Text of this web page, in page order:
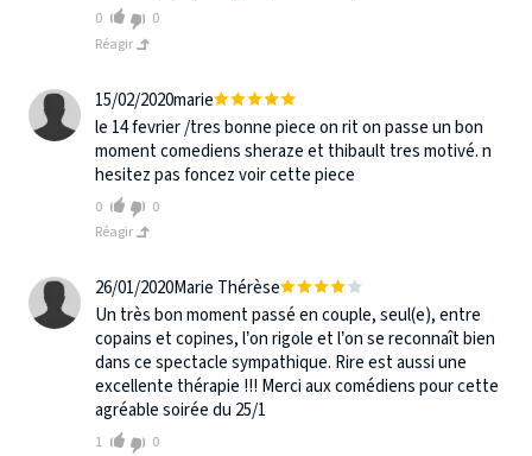
0
0
Réagir
15/02/2020marie
le 14 fevrier /tres bonne piece on rit on passe un bon
moment comediens sheraze et thibault tres motivé. n
hesitez pas foncez voir cette piece
0
0
Réagir
26/01/2020Marie Thérèse
Un très bon moment passé en couple, seul(e), entre
copains et copines, l’on rigole et l’on se reconnaît bien
dans ce spectacle sympathique. Rire est aussi une
excellente thérapie !!! Merci aux comédiens pour cette
agréable soirée du 25/1
1
0